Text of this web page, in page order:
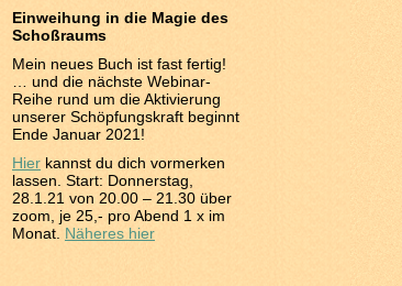
Einweihung in die Magie des
Schoßraums
Mein neues Buch ist fast fertig!
… und die nächste Webinar-
Reihe rund um die Aktivierung
unserer Schöpfungskraft beginnt
Ende Januar 2021!
Hier kannst du dich vormerken
lassen. Start: Donnerstag,
28.1.21 von 20.00 – 21.30 über
zoom, je 25,- pro Abend 1 x im
Monat. Näheres hier